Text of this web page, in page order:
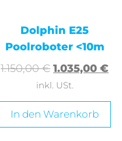
Dolphin E25
Poolroboter <10m
1.150,00€ 1.035,00€
inkl. USt.
In den Warenkorb